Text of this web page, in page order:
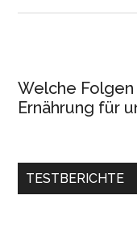
Welche
Ernährung für
TESTBERICHTE